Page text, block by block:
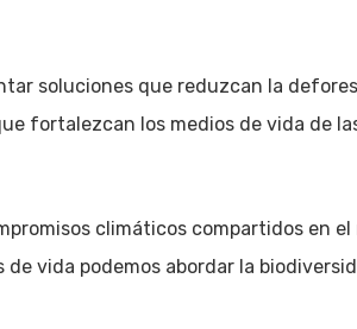
soluciones que reduzcan la
fortalezcan los medios de vida de
climáticos compartidos en
vida podemos abordar la